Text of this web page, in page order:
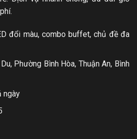
đổi màu, combo buffet, chủ đề đa
Phường Bình Hòa, Thuận An, Bình
ngày